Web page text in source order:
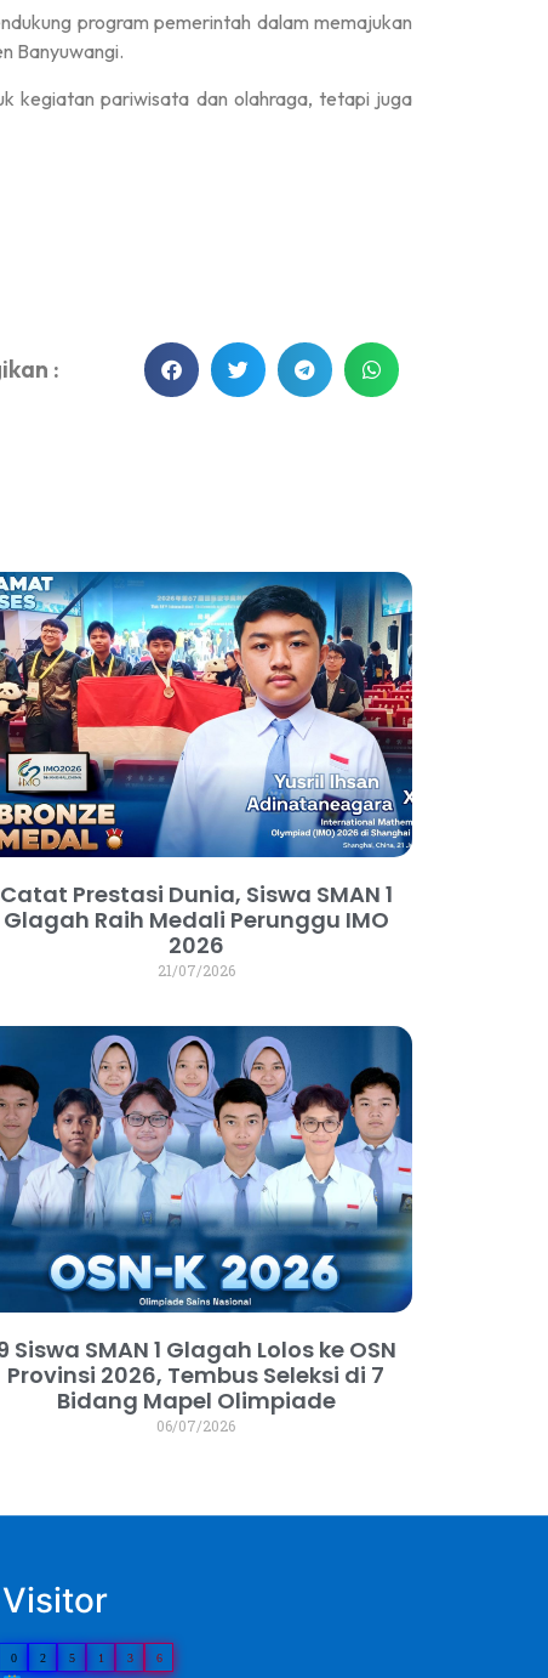
program pemerintah dalam memajukan
Banyuwangi.
kegiatan pariwisata dan olahraga, tetapi juga
:
Catat Prestasi Dunia, Siswa SMAN 1
Glagah Raih Medali Perunggu IMO
2026
21/07/2026
Siswa SMAN 1 Glagah Lolos ke OSN
Provinsi 2026, Tembus Seleksi di 7
Bidang Mapel Olimpiade
06/07/2026
Visitor
0 2 5 1 3 6